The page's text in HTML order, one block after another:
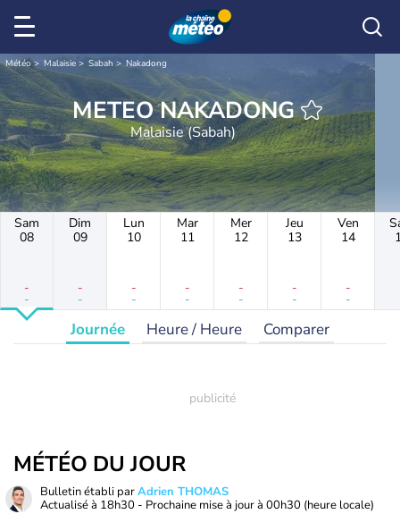
Météo Malaisie Sabah Nakadong
METEO NAKADONG
Malaisie (Sabah)
Sam
08
-
-
Dim
09
-
-
Lun
10
-
-
Mar
11
-
-
Mer
12
-
-
Jeu
13
-
-
Ven
14
-
-
Journée Heure / Heure Comparer
MÉTÉO DU JOUR
Bulletin établi parAdrien THOMAS
Actualisé à 18h30 - Prochaine mise à jour à 00h30 (heure locale)